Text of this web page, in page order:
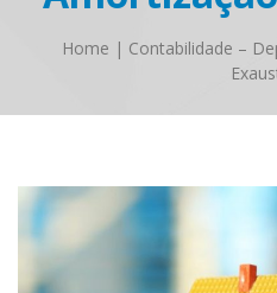
Home | Contabilidade –